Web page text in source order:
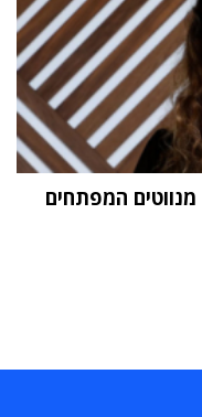
המפתחים